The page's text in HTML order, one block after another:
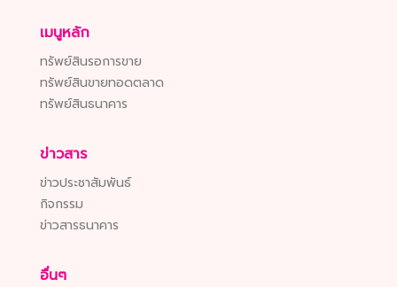
เมนูหลัก
ทรัพย์สินรอการขาย
ทรัพย์สินขายทอดตลาด
ทรัพย์สินธนาคาร
ข่าวสาร
ข่าวประชาสัมพันธ์
กิจกรรม
ข่าวสารธนาคาร
อื่นๆ